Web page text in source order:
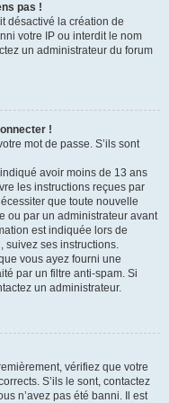
pas !
désactivé la création de
votre IP ou interdit le nom
un administrateur du forum
!
mot de passe. S’ils sont
avoir moins de 13 ans
les instructions reçues par
que toute nouvelle
ou par un administrateur avant
est indiquée lors de
suivez ses instructions.
vous ayez fourni une
par un filtre anti-spam. Si
un administrateur.
vérifiez que votre
S’ils le sont, contactez
n’avez pas été banni. Il est